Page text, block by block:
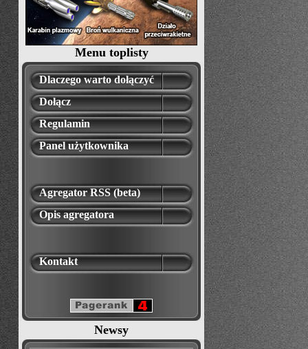
Menu toplisty
Dlaczego warto dołączyć
Dołącz
Regulamin
Panel użytkownika
Agregator RSS (beta)
Opis agregatora
Kontakt
Newsy